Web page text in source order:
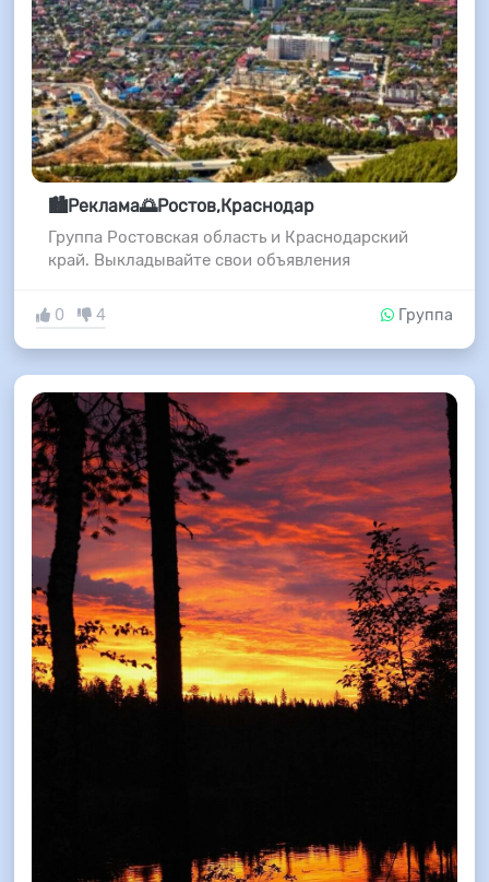
🏙️Реклама🌅Ростов,Краснодар
Группа Ростовская область и Краснодарский
край. Выкладывайте свои объявления
0 4 Группа